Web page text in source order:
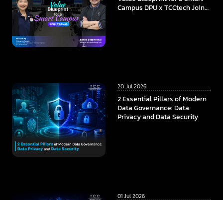
Campus DPU x TCCtech Join
20 Jul 2026
2 Essential Pillars of Modern
Data Governance: Data
Privacy and Data Security
01 Jul 2026